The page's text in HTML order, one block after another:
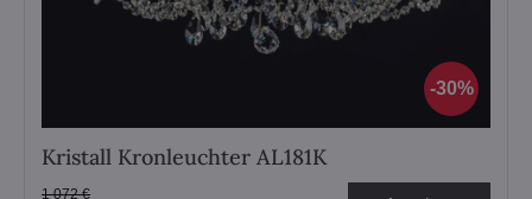
30%
Kristall Kronleuchter AL181K
1 072 €